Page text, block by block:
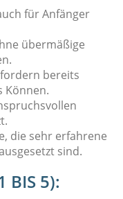
für Anfänger
übermäßige
bereits
Können.
die sehr erfahrene
sind.
BIS 5):